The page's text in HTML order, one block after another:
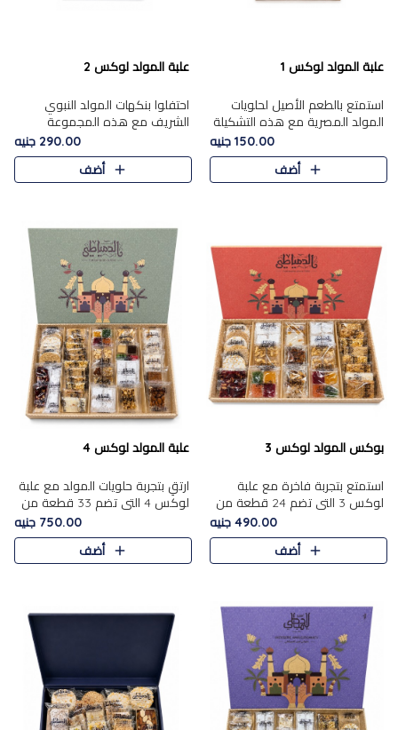
علبة المولد لوكس 1
استمتع بالطعم الأصيل لحلويات
المولد المصرية مع هذه التشكيلة
المختارة بعناية من 9 قطع. تتضمن
التشكيلة جوزرية مع فول،ملبان
150.00 جنيه
أضف
علبة المولد لوكس 2
احتفلوا بنكهات المولد النبوي
الشريف مع هذه المجموعة
الفاخرة المكونة من 19 قطعة،
والتي تم اختيارها بعناية فائقة لتُبرز
تشكيلة واسعة من الحلويات
290.00 جنيه
أضف
بوكس المولد لوكس 3
استمتع بتجربة فاخرة مع علبة
لوكس 3 التي تضم 24 قطعة من
أشهر حلويات المولد الشرقية
المختارة بعناية. تحتوي التشكيلة
على الجزرية بالفول، والملب..
490.00 جنيه
أضف
علبة المولد لوكس 4
ارتقِ بتجربة حلويات المولد مع علبة
لوكس 4 التي تضم 33 قطعة من
تشكيلة فاخرة ومتنوعة من أشهر
الأصناف الشرقية. تحتوي العلبة على
الجزرية بالفول،..
750.00 جنيه
أضف